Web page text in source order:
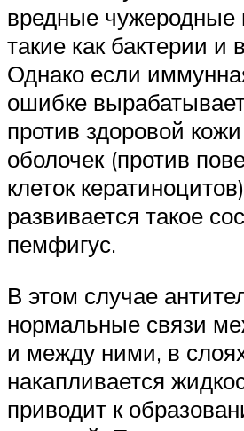
вредные чужеродные
такие как бактерии и
Однако если
ошибке
против здоровой
оболочек (против
клеток
развивается такое
пемфигус.
В этом случае
нормальные связи
и между ними, в
накапливается
приводит к